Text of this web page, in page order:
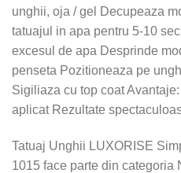
unghii, oja / gel Decupeaza
tatuajul in apa pentru 5-10
excesul de apa Desprinde
penseta Pozitioneaza pe
Sigiliaza cu top coat
aplicat Rezultate
Tatuaj Unghii LUXORISE
1015 face parte din categoria